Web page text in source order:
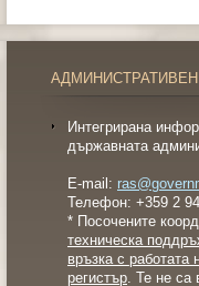
Интегрирана
държавната
E-mail:
Телефон: +359 2
* Посочените
техническа
връзка с работата
регистър. Те не са